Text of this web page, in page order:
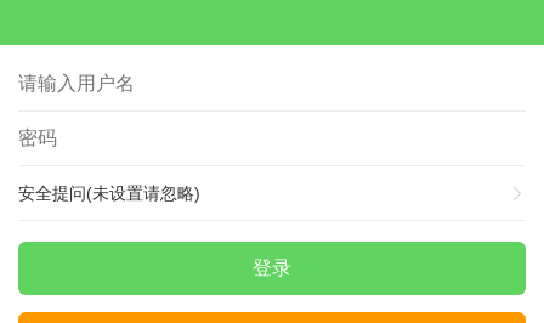
安全提问(未设置请忽略)
登录